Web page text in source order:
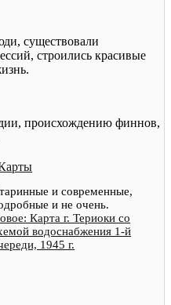
существовали
строились красивые
происхождению финнов,
и современные,
и не очень.
Карта г. Териоки со
водоснабжения 1-й
1945 г.